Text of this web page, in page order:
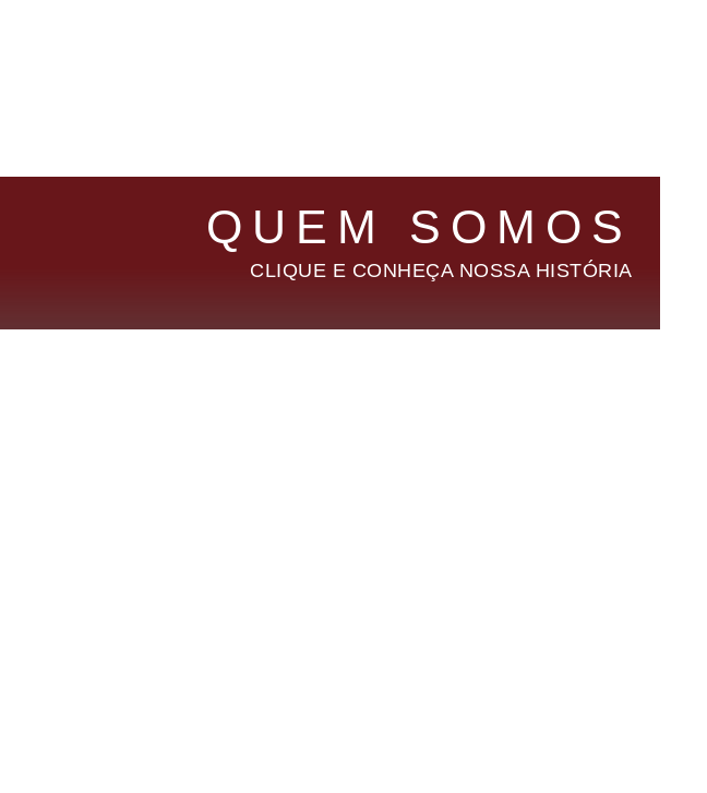
QUEM SOMOS
CLIQUE E CONHEÇA NOSSA HISTÓRIA